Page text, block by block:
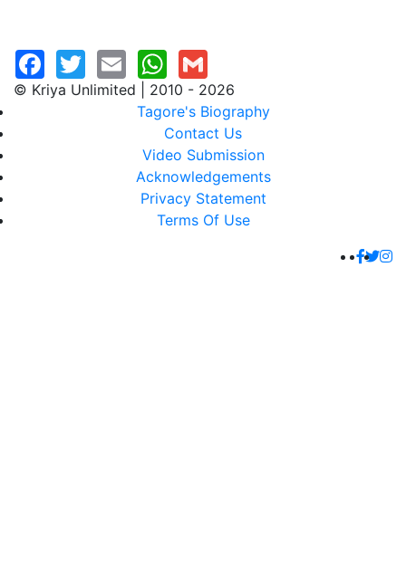
© Kriya Unlimited | 2010 - 2026
Tagore's Biography
Contact Us
Video Submission
Acknowledgements
Privacy Statement
Terms Of Use